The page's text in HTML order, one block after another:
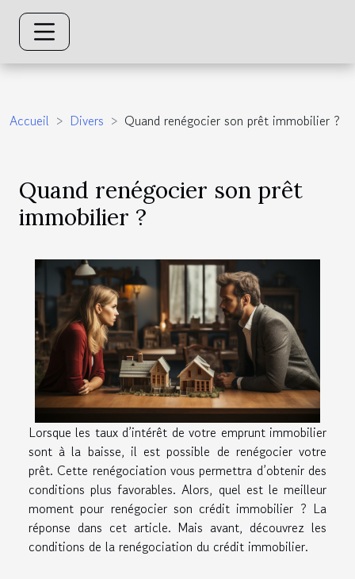
Accueil Divers Quand renégocier son prêt immobilier ?
Quand renégocier son prêt
immobilier ?
Lorsque les taux d’intérêt de votre emprunt immobilier
sont à la baisse, il est possible de renégocier votre
prêt. Cette renégociation vous permettra d’obtenir des
conditions plus favorables. Alors, quel est le meilleur
moment pour renégocier son crédit immobilier ? La
réponse dans cet article. Mais avant, découvrez les
conditions de la renégociation du crédit immobilier.